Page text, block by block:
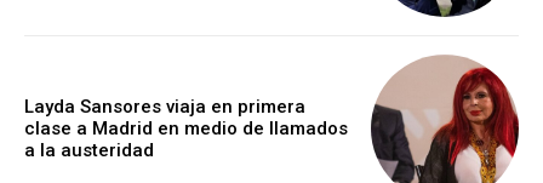
Layda Sansores viaja en primera
clase a Madrid en medio de llamados
a la austeridad